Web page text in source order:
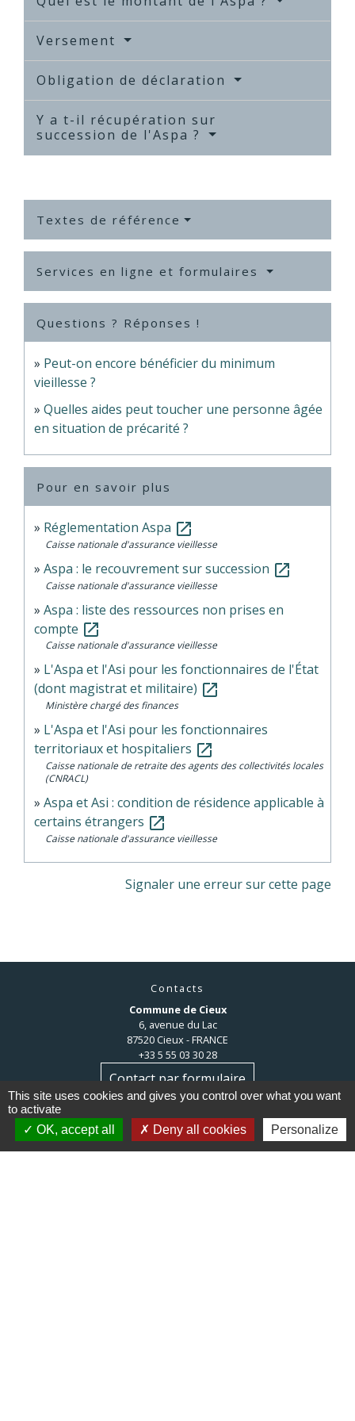
Versement
Obligation de déclaration
Y a t-il récupération sur
succession de l'Aspa ?
Textes de référence
Services en ligne et formulaires
Questions ? Réponses !
Peut-on encore bénéficier du minimum
vieillesse ?
Quelles aides peut toucher une personne âgée
en situation de précarité ?
Pour en savoir plus
Réglementation Aspa open_in_new
Caisse nationale d'assurance vieillesse
Aspa : le recouvrement sur succession open_in_new
Caisse nationale d'assurance vieillesse
Aspa : liste des ressources non prises en
compte open_in_new
Caisse nationale d'assurance vieillesse
L'Aspa et l'Asi pour les fonctionnaires de l'État
(dont magistrat et militaire) open_in_new
Ministère chargé des finances
L'Aspa et l'Asi pour les fonctionnaires
territoriaux et hospitaliers open_in_new
Caisse nationale de retraite des agents des collectivités locales
(CNRACL)
Aspa et Asi : condition de résidence applicable à
certains étrangers open_in_new
Caisse nationale d'assurance vieillesse
Signaler une erreur sur cette page
Contacts
Commune de Cieux
6, avenue du Lac
87520 Cieux - FRANCE
+33 5 55 03 30 28
Contact par formulaire
This site uses cookies and gives you control over what you want
to activate
OK, accept all
Deny all cookies Personalize